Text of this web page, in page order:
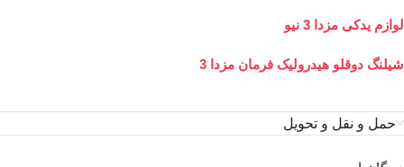
لوازم یدکی مزدا 3 نیو
شیلنگ دوقلو هیدرولیک فرمان مزدا 3
حمل و نقل و تحویل